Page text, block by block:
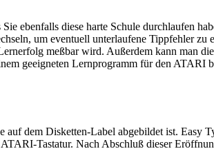
ebenfalls diese harte Schule durchlaufen
um eventuell unterlaufene Tippfehler
meßbar wird. Außerdem kann man
geeigneten Lernprogramm für den ATARI
dem Disketten-Label abgebildet ist. Easy
Tastatur. Nach Abschluß dieser